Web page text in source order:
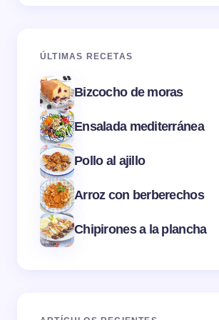
ÚLTIMAS RECETAS
Bizcocho de moras
Ensalada mediterránea
Pollo al ajillo
Arroz con berberechos
Chipirones a la plancha